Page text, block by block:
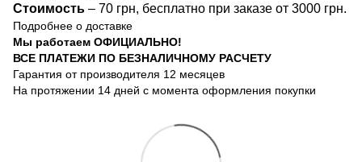
Стоимость – 70 грн, бесплатно при заказе от 3000 грн.
Подробнее о доставке
Мы работаем ОФИЦИАЛЬНО!
ВСЕ ПЛАТЕЖИ ПО БЕЗНАЛИЧНОМУ РАСЧЕТУ
Гарантия от производителя 12 месяцев
На протяжении 14 дней с момента оформления покупки